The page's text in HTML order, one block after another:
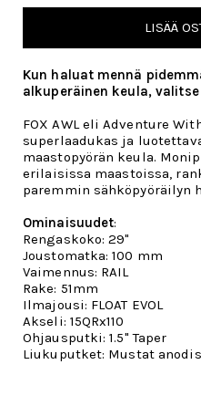
LISÄÄ
Kun haluat mennä
alkuperäinen keula, valitse
FOX AWL eli Adventure
superlaadukas ja
maastopyörän keula.
erilaisissa maastoissa,
paremmin sähköpyöräilyn
Ominaisuudet:
Rengaskoko: 29"
Joustomatka: 100 mm
Vaimennus: RAIL
Rake: 51mm
Ilmajousi: FLOAT EVOL
Akseli: 15QRx110
Ohjausputki: 1.5" Taper
Liukuputket: Mustat